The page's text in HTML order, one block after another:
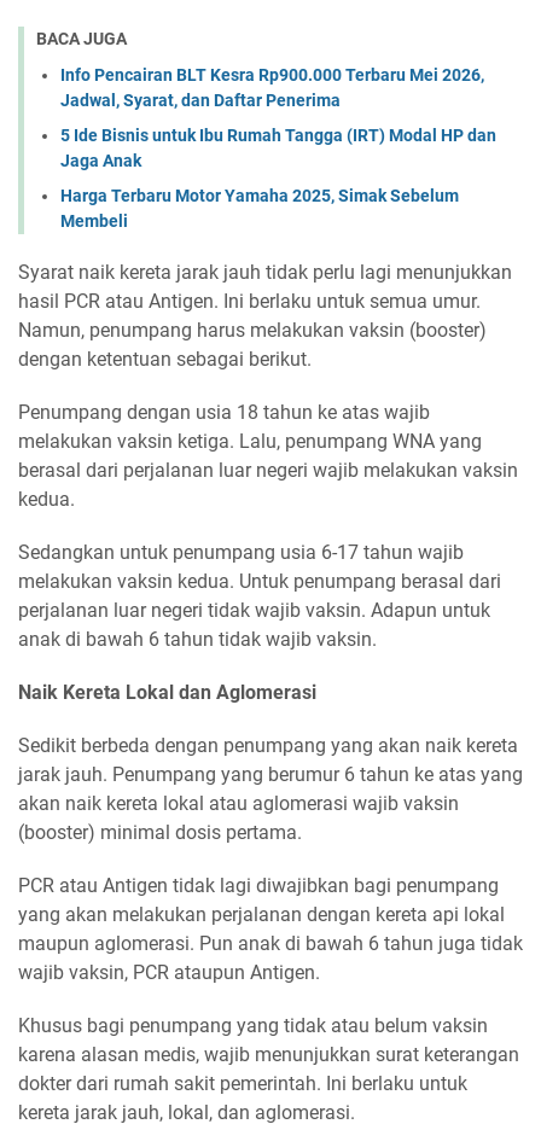
BACA JUGA
Info Pencairan BLT Kesra Rp900.000 Terbaru Mei 2026,
Jadwal, Syarat, dan Daftar Penerima
5 Ide Bisnis untuk Ibu Rumah Tangga (IRT) Modal HP dan
Jaga Anak
Harga Terbaru Motor Yamaha 2025, Simak Sebelum
Membeli
Syarat naik kereta jarak jauh tidak perlu lagi menunjukkan
hasil PCR atau Antigen. Ini berlaku untuk semua umur.
Namun, penumpang harus melakukan vaksin (booster)
dengan ketentuan sebagai berikut.
Penumpang dengan usia 18 tahun ke atas wajib
melakukan vaksin ketiga. Lalu, penumpang WNA yang
berasal dari perjalanan luar negeri wajib melakukan vaksin
kedua.
Sedangkan untuk penumpang usia 6-17 tahun wajib
melakukan vaksin kedua. Untuk penumpang berasal dari
perjalanan luar negeri tidak wajib vaksin. Adapun untuk
anak di bawah 6 tahun tidak wajib vaksin.
Naik Kereta Lokal dan Aglomerasi
Sedikit berbeda dengan penumpang yang akan naik kereta
jarak jauh. Penumpang yang berumur 6 tahun ke atas yang
akan naik kereta lokal atau aglomerasi wajib vaksin
(booster) minimal dosis pertama.
PCR atau Antigen tidak lagi diwajibkan bagi penumpang
yang akan melakukan perjalanan dengan kereta api lokal
maupun aglomerasi. Pun anak di bawah 6 tahun juga tidak
wajib vaksin, PCR ataupun Antigen.
Khusus bagi penumpang yang tidak atau belum vaksin
karena alasan medis, wajib menunjukkan surat keterangan
dokter dari rumah sakit pemerintah. Ini berlaku untuk
kereta jarak jauh, lokal, dan aglomerasi.